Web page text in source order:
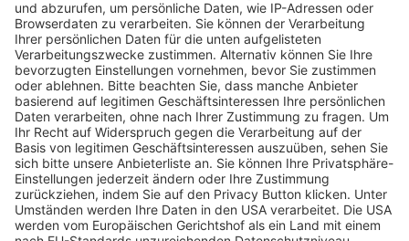
Kultfigur ist zurück: „Horst Schlämmer